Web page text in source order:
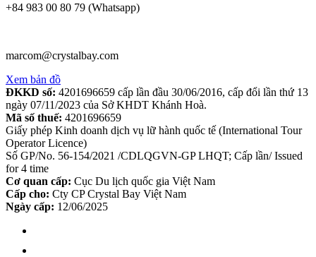
+84 983 00 80 79 (Whatsapp)
marcom@crystalbay.com
Xem bản đồ
ĐKKD số: 4201696659 cấp lần đầu 30/06/2016, cấp đổi lần thứ 13
ngày 07/11/2023 của Sở KHDT Khánh Hoà.
Mã số thuế: 4201696659
Giấy phép Kinh doanh dịch vụ lữ hành quốc tế (International Tour
Operator Licence)
Số GP/No. 56-154/2021 /CDLQGVN-GP LHQT; Cấp lần/ Issued
for 4 time
Cơ quan cấp: Cục Du lịch quốc gia Việt Nam
Cấp cho: Cty CP Crystal Bay Việt Nam
Ngày cấp: 12/06/2025